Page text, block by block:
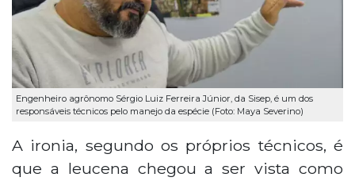
Engenheiro agrônomo Sérgio Luiz Ferreira Júnior, da Sisep, é um dos
responsáveis técnicos pelo manejo da espécie (Foto: Maya Severino)
A ironia, segundo os próprios técnicos, é
que a leucena chegou a ser vista como